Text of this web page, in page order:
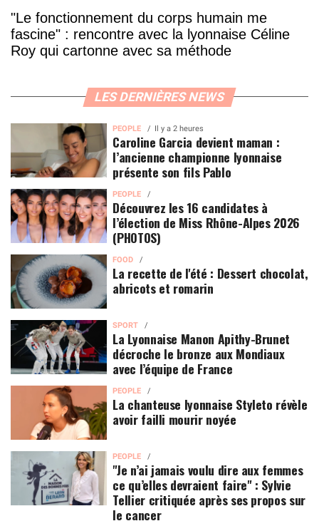
"Le fonctionnement du corps humain me
fascine" : rencontre avec la lyonnaise Céline
Roy qui cartonne avec sa méthode
LES DERNIÈRES NEWS
PEOPLE Il y a 2 heures
Caroline Garcia devient maman :
l’ancienne championne lyonnaise
présente son fils Pablo
PEOPLE
Découvrez les 16 candidates à
l’élection de Miss Rhône-Alpes 2026
(PHOTOS)
FOOD
La recette de l'été : Dessert chocolat,
abricots et romarin
SPORT
La Lyonnaise Manon Apithy-Brunet
décroche le bronze aux Mondiaux
avec l’équipe de France
PEOPLE
La chanteuse lyonnaise Styleto révèle
avoir failli mourir noyée
PEOPLE
"Je n’ai jamais voulu dire aux femmes
ce qu’elles devraient faire" : Sylvie
Tellier critiquée après ses propos sur
le cancer